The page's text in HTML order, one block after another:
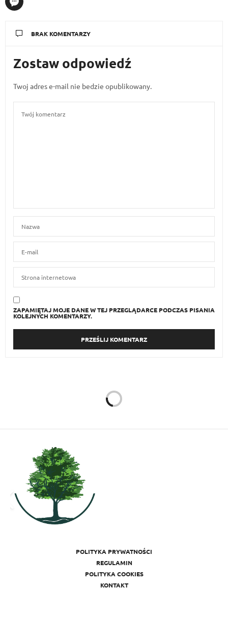
BRAK KOMENTARZY
Zostaw odpowiedź
Twoj adres e-mail nie bedzie opublikowany.
ZAPAMIĘTAJ MOJE DANE W TEJ PRZEGLĄDARCE PODCZAS PISANIA
KOLEJNYCH KOMENTARZY.
Cztery rzeczy, które
musisz pokazać w czasie
rozmowy kwalifikacyjnej
JOANNA SOBIESKA
Dla wielu z nas rozmowa kwalifikacyjna może okazać
się stresującym przeżyciem. Nic dziwnego, w końcu aby
pracodawca zaoferował nam pracę, musimy
zaprezentować się z jak najlepszej strony. W walce ze